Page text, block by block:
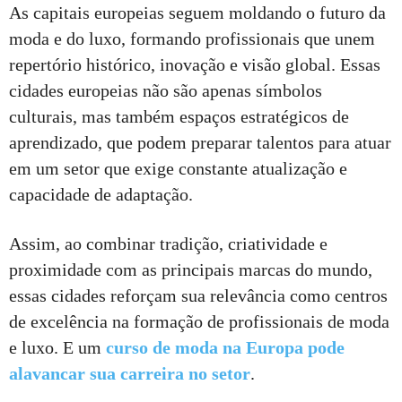
As capitais europeias seguem moldando o futuro da
moda e do luxo, formando profissionais que unem
repertório histórico, inovação e visão global. Essas
cidades europeias não são apenas símbolos
culturais, mas também espaços estratégicos de
aprendizado, que podem preparar talentos para atuar
em um setor que exige constante atualização e
capacidade de adaptação.
Assim, ao combinar tradição, criatividade e
proximidade com as principais marcas do mundo,
essas cidades reforçam sua relevância como centros
de excelência na formação de profissionais de moda
e luxo. E um curso de moda na Europa pode
alavancar sua carreira no setor.